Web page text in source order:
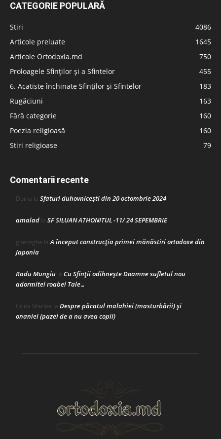
CATEGORIE POPULARĂ
Stiri
4086
Articole preluate
1645
Articole Ortodoxia.md
750
Proloagele Sfinților și a Sfintelor
455
6. Acatiste închinate Sfinților și Sfintelor
183
Rugăciuni
163
Fără categorie
160
Poezia religioasă
160
Stiri religioase
79
Comentarii recente
Doina la Sfaturi duhovnicești din 20 octombrie 2024
amalad la SF SILUAN ATHONITUL -11/ 24 SEPEMBRIE
gheorghe laA început construcţia primei mănăstiri ortodoxe din
Japonia
Radu Mungiu la Cu Sfinții odihnește Doamne sufletul nou
adormitei roabei Tale…
Crina Marina la Despre păcatul malahiei (masturbării) şi
onaniei (pazei de a nu avea copii)